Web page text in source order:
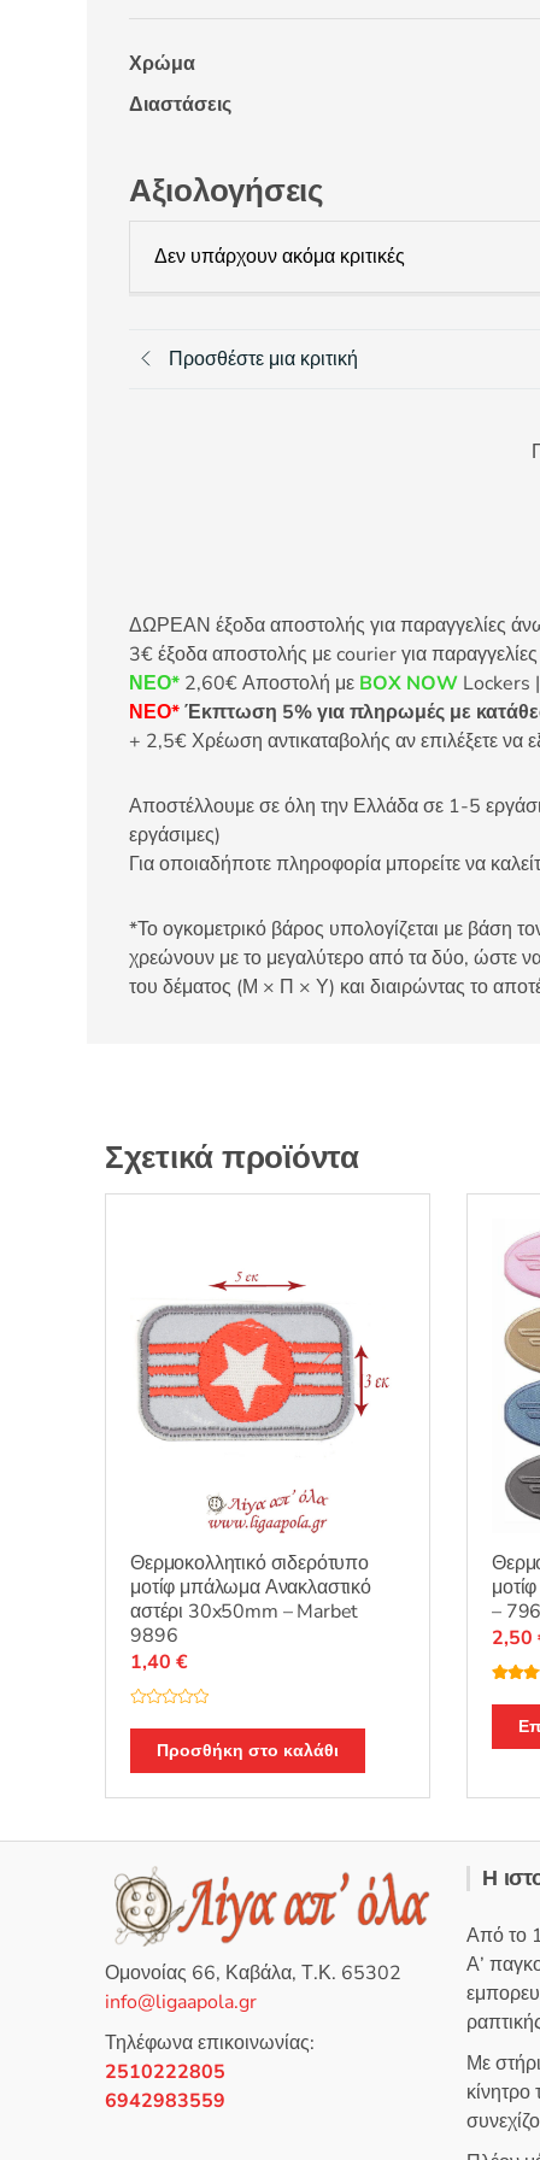
Χρώμα
Διαστάσεις
Αξιολογήσεις
Δεν υπάρχουν ακόμα κριτικές
Προσθέστε μια κριτική
ΔΩΡΕΑΝ έξοδα αποστολής για παραγγελίες
3€ έξοδα αποστολής με courier για
ΝΕΟ* 2,60€ Αποστολή με BOX NOW Lockers
ΝΕΟ*Έκπτωση 5% για πληρωμές με
+ 2,5€ Χρέωση αντικαταβολής αν επιλέξετε να
Αποστέλλουμε σε όλη την Ελλάδα σε 1-5
εργάσιμες)
Για οποιαδήποτε πληροφορία μπορείτε να
*Το ογκομετρικό βάρος υπολογίζεται με βάση
χρεώνουν με το μεγαλύτερο από τα δύο, ώστε να
του δέματος (Μ × Π × Υ) και διαιρώντας το
Σχετικά προϊόντα
Θερμοκολλητικό σιδερότυπο
μοτίφ μπάλωμα Ανακλαστικό
αστέρι 30x50mm – Marbet
9896
α
ο
ο
θ
κ
ε
μ
ε
0
ό
1,40 €
Προσθήκη στο καλάθι
–
4.00
2,50
Ομονοίας 66, Καβάλα, Τ.Κ. 65302
info@ligaapola.gr
Τηλέφωνα επικοινωνίας:
2510222805
6942983559
Η
Από το
Α’
Με